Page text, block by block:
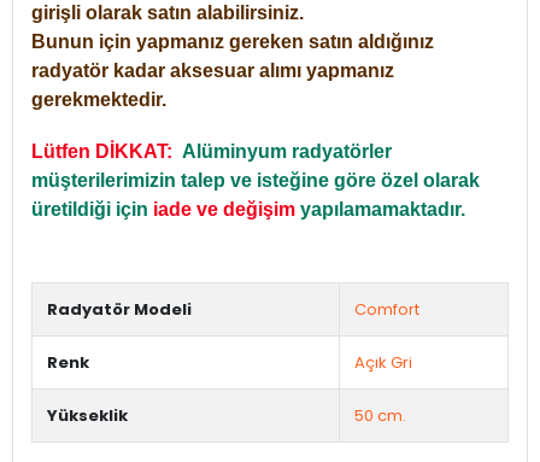
girişli olarak satın alabilirsiniz.
Bunun için yapmanız gereken satın aldığınız
radyatör kadar aksesuar alımı yapmanız
gerekmektedir.
Lütfen DİKKAT: Alüminyum radyatörler
müşterilerimizin talep ve isteğine göre özel olarak
üretildiği için iade ve değişim yapılamamaktadır.
Radyatör Modeli Comfort
Renk Açık Gri
Yükseklik 50 cm.